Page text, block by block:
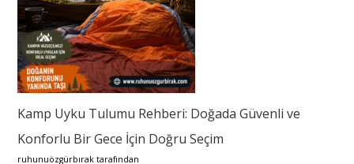
Kamp Uyku Tulumu Rehberi: Doğada Güvenli ve
Konforlu Bir Gece İçin Doğru Seçim
ruhunuözgürbırak tarafından